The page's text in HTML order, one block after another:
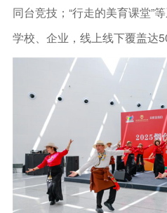
同台竞技；“行走的美育课堂”
学校、企业，线上线下覆盖达